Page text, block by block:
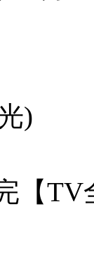
)
【TV